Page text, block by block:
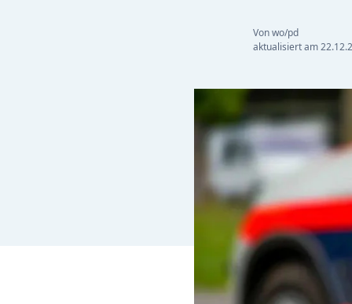
Von wo/pd
aktualisiert am